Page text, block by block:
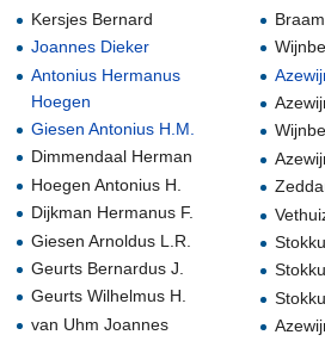
Kersjes Bernard
Joannes Dieker
Antonius Hermanus
Hoegen
Giesen Antonius H.M.
Dimmendaal Herman
Hoegen Antonius H.
Dijkman Hermanus F.
Giesen Arnoldus L.R.
Geurts Bernardus J.
Geurts Wilhelmus H.
van Uhm Joannes